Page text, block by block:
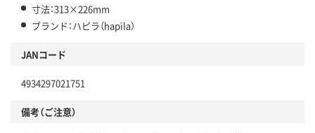
寸法：313×226mm
ブランド：ハピラ（hapila）
JANコード
4934297021751
備考（ご注意）